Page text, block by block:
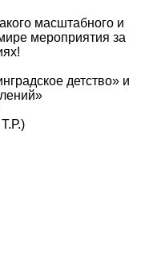
масштабного и
мероприятия за
детство» и